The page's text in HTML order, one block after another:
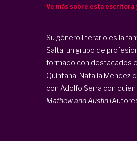
Ve más sobre esta escritora
Su género literario es la
Salta, un grupo de
formado con destacados
Quintana, Natalia Mendez
con Adolfo Serra con
Mathew and Austin